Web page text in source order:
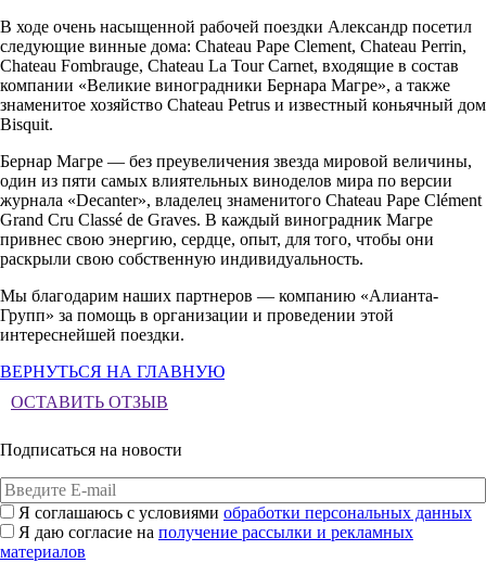
В ходе очень насыщенной рабочей поездки Александр посетил
следующие винные дома: Chateau Pape Clement, Chateau Perrin,
Chateau Fombrauge, Chateau La Tour Carnet, входящие в состав
компании «Великие виноградники Бернара Магре», а также
знаменитое хозяйство Chateau Petrus и известный коньячный дом
Bisquit.
Бернар Магре — без преувеличения звезда мировой величины,
один из пяти самых влиятельных виноделов мира по версии
журнала «Decanter», владелец знаменитого Chateau Pape Clément
Grand Cru Classé de Graves. В каждый виноградник Магре
привнес свою энергию, сердце, опыт, для того, чтобы они
раскрыли свою собственную индивидуальность.
Мы благодарим наших партнеров — компанию «Алианта-
Групп» за помощь в организации и проведении этой
интереснейшей поездки.
ВЕРНУТЬСЯ НА ГЛАВНУЮ
ОСТАВИТЬ ОТЗЫВ
Подписаться на новости
Я соглашаюсь с условиями обработки персональных данных
Я даю согласие на получение рассылки и рекламных
материалов